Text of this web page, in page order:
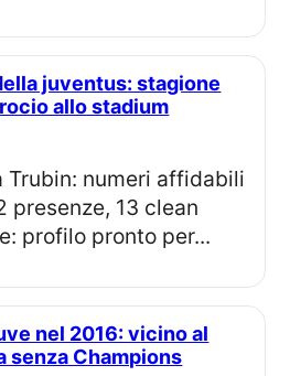
allo stadium
presenze, 13 clean
profilo pronto per...
senza Champions